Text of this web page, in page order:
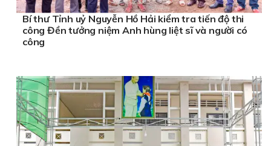
Bí thư Tỉnh uỷ Nguyễn Hồ Hải kiểm tra tiến độ thi
công Đền tưởng niệm Anh hùng liệt sĩ và người có
công